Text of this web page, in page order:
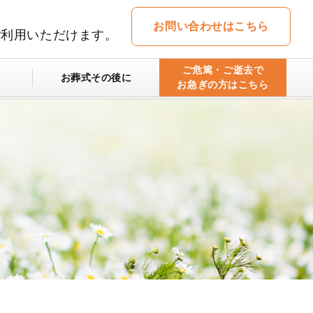
用いただけます。
お問い合わせはこちら
お葬式その後に
ご危篤・ご逝去で
お急ぎの方はこちら